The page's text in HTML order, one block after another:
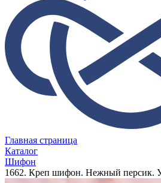
Главная страница
Каталог
Шифон
1662. Креп шифон. Нежный персик.